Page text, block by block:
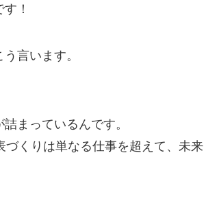
！
言います。
詰まっているんです。
くりは単なる仕事を超えて、未来